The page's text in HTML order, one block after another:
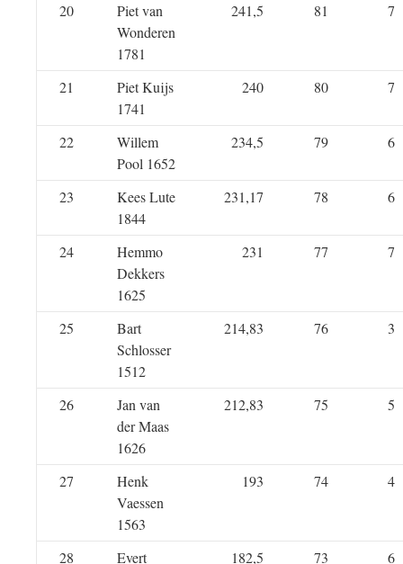
20
Piet van
Wonderen
1781
241,5 81 7
21
Piet Kuijs
1741
240 80 7
22
Willem
Pool 1652
234,5 79 6
23
Kees Lute
1844
231,17 78 6
24
Hemmo
Dekkers
1625
231 77 7
25
Bart
Schlosser
1512
214,83 76 3
26
Jan van
der Maas
1626
212,83 75 5
27
Henk
Vaessen
1563
193 74 4
28 Evert 182,5 73 6